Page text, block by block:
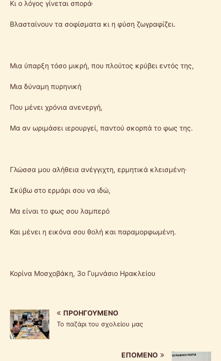
Κι ο λόγος γίνεται σπορά·
Βλασταίνουν τα σοφίσματα κι η φύση ζωγραφίζει.
Μια ύπαρξη τόσο μικρή, που πλούτος κρύβει εντός της,
Μια δύναμη πυρηνική
Που μένει χρόνια ανενεργή,
Μα αν ωριμάσει ιερουργεί, παντού σκορπά το φως της.
Γλώσσα μου αλήθεια ανέγγιχτη, ερμητικά κλεισμένη·
Σκύβω στο ερμάρι σου να ιδώ,
Μα είναι το φως σου λαμπερό
Και μένει η εικόνα σου θολή και παραμορφωμένη.
Κορίνα Μοσχοβάκη, 3ο Γυμνάσιο Ηρακλείου
ΠΡΟΗΓΟΎΜΕΝΟ
Το παζάρι του σχολείου μας
ΕΠΌΜΕΝΟ